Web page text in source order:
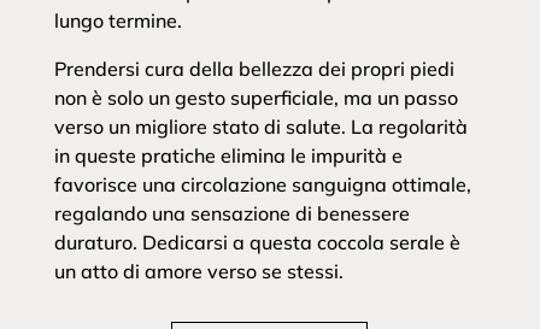
lungo termine.
Prendersi cura della bellezza dei propri piedi
non è solo un gesto superficiale, ma un passo
verso un migliore stato di salute. La regolarità
in queste pratiche elimina le impurità e
favorisce una circolazione sanguigna ottimale,
regalando una sensazione di benessere
duraturo. Dedicarsi a questa coccola serale è
un atto di amore verso se stessi.